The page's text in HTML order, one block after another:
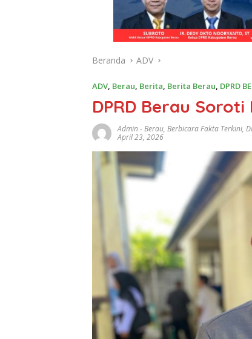
Beranda ADV
ADV, Berau, Berita, Berita Berau, DPRD
DPRD Berau
Admin-Berau, Berbicara Fakta Terkini,
April 23, 2026